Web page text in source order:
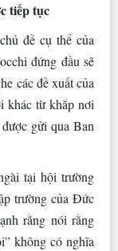
tiếp tục
đề cụ thể của
đứng đầu sẽ
các đề xuất của
khác từ khắp nơi
gửi qua Ban
tại hội trường
trường của Đức
rằng nói rằng
không có nghĩa